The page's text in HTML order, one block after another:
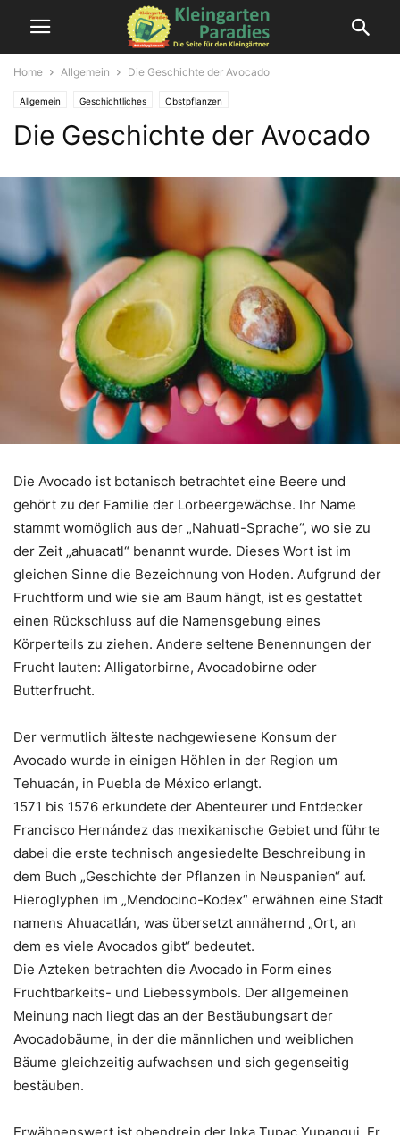
Home Allgemein Die Geschichte der Avocado
Allgemein Geschichtliches Obstpflanzen
Die Geschichte der Avocado
Die Avocado ist botanisch betrachtet eine Beere und
gehört zu der Familie der Lorbeergewächse. Ihr Name
stammt womöglich aus der „Nahuatl-Sprache“, wo sie zu
der Zeit „ahuacatl“ benannt wurde. Dieses Wort ist im
gleichen Sinne die Bezeichnung von Hoden. Aufgrund der
Fruchtform und wie sie am Baum hängt, ist es gestattet
einen Rückschluss auf die Namensgebung eines
Körperteils zu ziehen. Andere seltene Benennungen der
Frucht lauten: Alligatorbirne, Avocadobirne oder
Butterfrucht.
Der vermutlich älteste nachgewiesene Konsum der
Avocado wurde in einigen Höhlen in der Region um
Tehuacán, in Puebla de México erlangt.
1571 bis 1576 erkundete der Abenteurer und Entdecker
Francisco Hernández das mexikanische Gebiet und führte
dabei die erste technisch angesiedelte Beschreibung in
dem Buch „Geschichte der Pflanzen in Neuspanien“ auf.
Hieroglyphen im „Mendocino-Kodex“ erwähnen eine Stadt
namens Ahuacatlán, was übersetzt annähernd „Ort, an
dem es viele Avocados gibt“ bedeutet.
Die Azteken betrachten die Avocado in Form eines
Fruchtbarkeits- und Liebessymbols. Der allgemeinen
Meinung nach liegt das an der Bestäubungsart der
Avocadobäume, in der die männlichen und weiblichen
Bäume gleichzeitig aufwachsen und sich gegenseitig
bestäuben.
Erwähnenswert ist obendrein der Inka Tupac Yupanqui. Er